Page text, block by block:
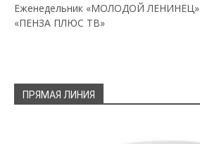
Еженедельник «МОЛОДОЙ ЛЕНИНЕЦ»
«ПЕНЗА ПЛЮС ТВ»
ПРЯМАЯ ЛИНИЯ